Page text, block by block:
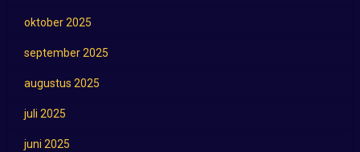
oktober 2025
september 2025
augustus 2025
juli 2025
juni 2025